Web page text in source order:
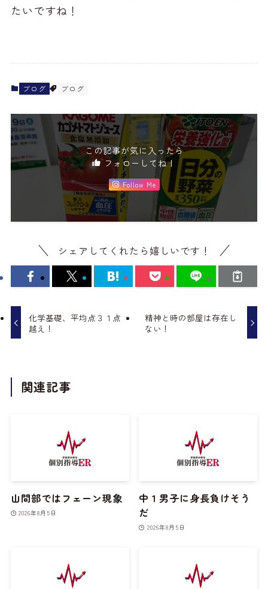
たいですね！
ブログ ブログ
この記事が気に入ったら
フォローしてね！
Follow Me
シェアしてくれたら嬉しいです！
化学基礎、平均点３１点
越え！
精神と時の部屋は存在し
ない！
関連記事
山間部ではフェーン現象
2026年8月5日
中１男子に身長負けそう
だ
2026年8月5日